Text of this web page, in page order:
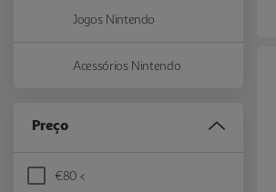
Jogos Nintendo
Refine by Categoria: Jogos Nintendo
Acessórios Nintendo
Refine by Categoria: Acessórios Nintendo
Preço
€80 <
Refine by Preço: €80 <